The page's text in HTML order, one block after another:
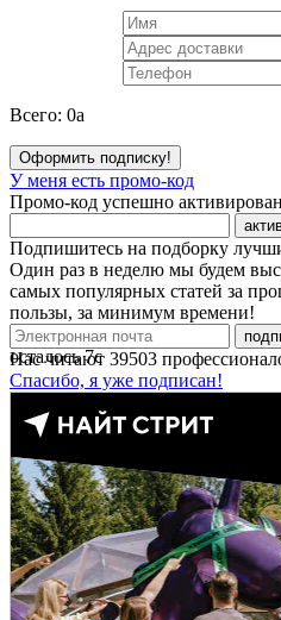
Всего: 0a
Оформить подписку!
У меня есть промо-код
Промо-код успешно активирован
Подпишитесь на подборку
Один раз в неделю мы будем
самых популярных статей за
пользы, за минимум времени!
Нас читают 39503
Спасибо, я уже подписан!
осталось7с